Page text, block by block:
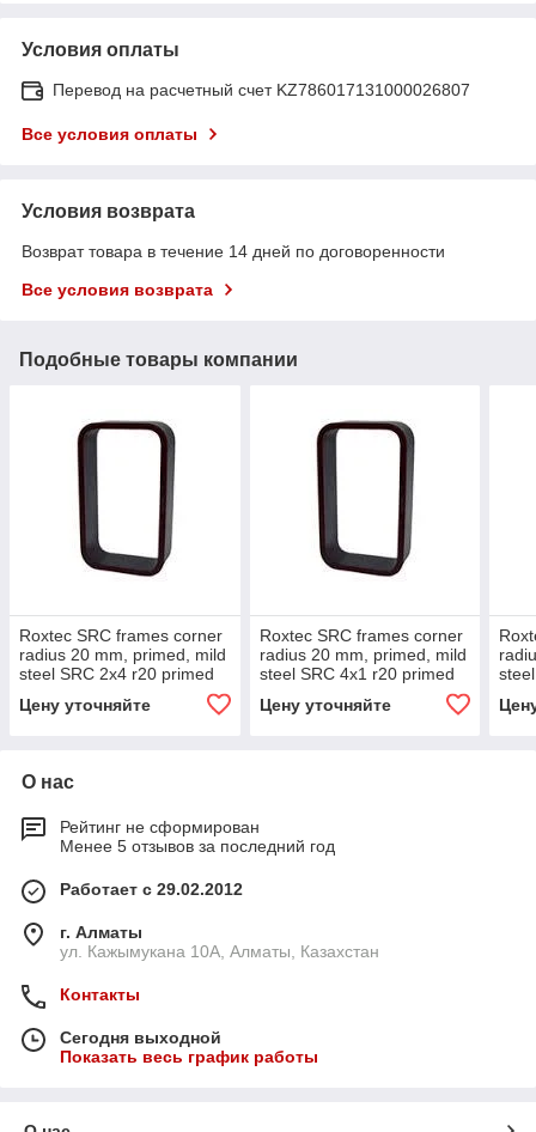
Условия оплаты
Перевод на расчетный счет KZ786017131000026807
Все условия оплаты
Условия возврата
Возврат товара в течение 14 дней по договоренности
Все условия возврата
Подобные товары компании
Roxtec SRC frames corner
radius 20 mm, primed, mild
steel SRC 2x4 r20 primed
Цену уточняйте
Roxtec SRC frames corner
radius 20 mm, primed, mild
steel SRC 4x1 r20 primed
Цену уточняйте
О нас
Рейтинг не сформирован
Менее 5 отзывов за последний год
Работает с 29.02.2012
г. Алматы
ул. Кажымукана 10А, Алматы, Казахстан
Контакты
Сегодня выходной
Показать весь график работы